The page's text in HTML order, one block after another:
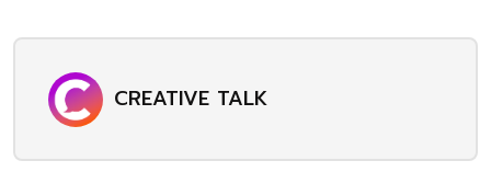
CREATIVE TALK